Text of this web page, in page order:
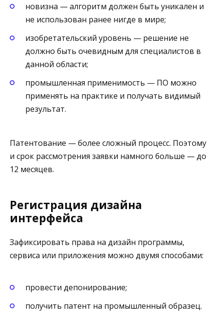
новизна — алгоритм должен быть уникален и
не использован ранее нигде в мире;
изобретательский уровень — решение не
должно быть очевидным для специалистов в
данной области;
промышленная применимость — ПО можно
применять на практике и получать видимый
результат.
Патентование — более сложный процесс. Поэтому
и срок рассмотрения заявки намного больше — до
12 месяцев.
Регистрация дизайна
интерфейса
Зафиксировать права на дизайн программы,
сервиса или приложения можно двумя способами:
провести депонирование;
получить патент на промышленный образец.